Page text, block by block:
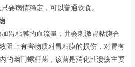
病情稳定，可以普通饮食。
粘膜的血流量，并会刺激胃粘膜合
阻止有害物质对胃粘膜的损伤，对胃有
的幽门螺杆菌，该菌是消化性溃疡主要